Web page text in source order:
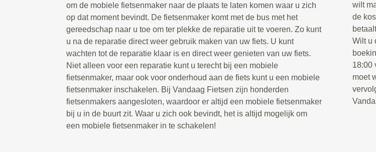
om de mobiele fietsenmaker naar de plaats te laten komen waar u zich
op dat moment bevindt. De fietsenmaker komt met de bus met het
gereedschap naar u toe om ter plekke de reparatie uit te voeren. Zo kunt
u na de reparatie direct weer gebruik maken van uw fiets. U kunt
wachten tot de reparatie klaar is en direct weer genieten van uw fiets.
Niet alleen voor een reparatie kunt u terecht bij een mobiele
fietsenmaker, maar ook voor onderhoud aan de fiets kunt u een mobiele
fietsenmaker inschakelen. Bij Vandaag Fietsen zijn honderden
fietsenmakers aangesloten, waardoor er altijd een mobiele fietsenmaker
bij u in de buurt zit. Waar u zich ook bevindt, het is altijd mogelijk om
een mobiele fietsenmaker in te schakelen!
wilt
de
Wilt u
18:00
moet